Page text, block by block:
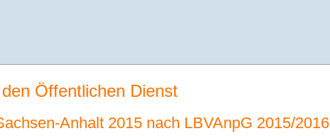
Öffentlichen Dienst
Anhalt 2015 nach LBVAnpG 2015/2016